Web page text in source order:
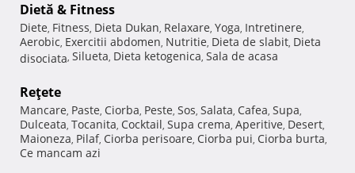
Dietă & Fitness
Diete, Fitness, Dieta Dukan, Relaxare, Yoga, Intretinere,
Aerobic, Exercitii abdomen, Nutritie, Dieta de slabit, Dieta
disociata, Silueta, Dieta ketogenica, Sala de acasa
Reţete
Mancare, Paste, Ciorba, Peste, Sos, Salata, Cafea, Supa,
Dulceata, Tocanita, Cocktail, Supa crema, Aperitive, Desert,
Maioneza, Pilaf, Ciorba perisoare, Ciorba pui, Ciorba burta,
Ce mancam azi